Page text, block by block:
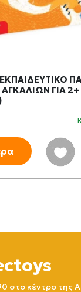
ΑΓΚΑΛΙΩΝ ΓΙΑ
στο κέντρο της